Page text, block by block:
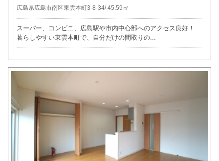
広島県広島市南区東雲本町3-8-34/45.59㎡
スーパー、コンビニ、広島駅や市内中心部へのアクセス良好！
暮らしやすい東雲本町で、自分だけの間取りの...